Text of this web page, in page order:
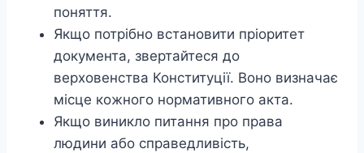
поняття.
Якщо потрібно встановити пріоритет
документа, звертайтеся до
верховенства Конституції. Воно визначає
місце кожного нормативного акта.
Якщо виникло питання про права
людини або справедливість,